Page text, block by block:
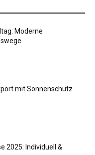
Moderne
mit Sonnenschutz
2025: Individuell &